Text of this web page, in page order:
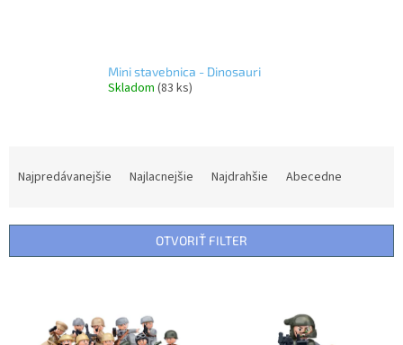
Mini stavebnica - Dinosauri
Skladom (83 ks)
i
Najpredávanejšie Najlacnejšie Najdrahšie Abecedne
OTVORIŤ FILTER